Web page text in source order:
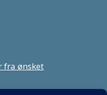
fra ønsket